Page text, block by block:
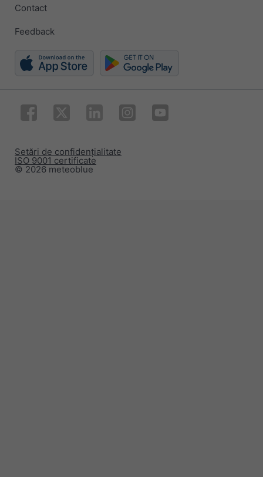
Contact
Feedback
© 2026 meteoblue
ISO 9001 certificate
Setări de confidențialitate